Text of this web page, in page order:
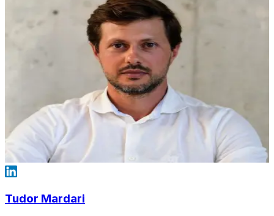
Tudor Mardari